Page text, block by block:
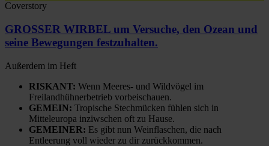
Coverstory
GROSSER WIRBEL um Versuche, den Ozean und
seine Bewegungen festzuhalten.
Außerdem im Heft
RISKANT: Wenn Meeres- und Wildvögel im
Freilandhühnerbetrieb vorbeischauen.
GEMEIN: Tropische Stechmücken fühlen sich in
Mitteleuropa inziwschen oft zu Hause.
GEMEINER: Es gibt nun Weinflaschen, die nach
Entleerung voll wieder zu dir zurückkommen.